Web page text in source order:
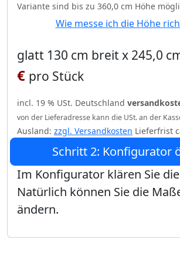
Variante sind bis zu 360,0 cm Höhe
Wie messe ich die Höhe
glatt 130 cm breit x 245,0
€ pro Stück
incl. 19 % USt. Deutschland
von der Lieferadresse kann die USt. an der
Ausland: zzgl. Versandkosten Lieferfrist
Schritt 2: Konfigurator
Im Konfigurator klären Sie
Natürlich können Sie die
ändern.